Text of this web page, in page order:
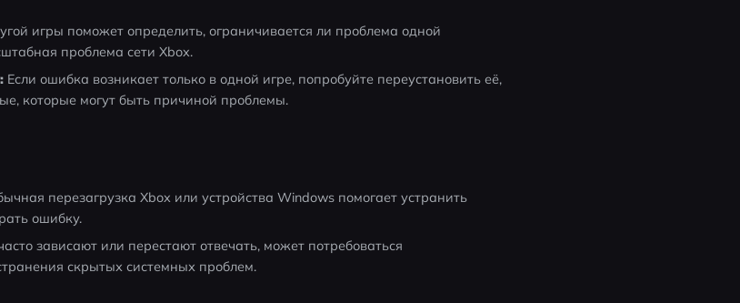
игры поможет определить, ограничивается ли проблема одной
проблема сети Xbox.
Если ошибка возникает только в одной игре, попробуйте переустановить её,
которые могут быть причиной проблемы.
перезагрузка Xbox или устройства Windows помогает устранить
ошибку.
зависают или перестают отвечать, может потребоваться
скрытых системных проблем.